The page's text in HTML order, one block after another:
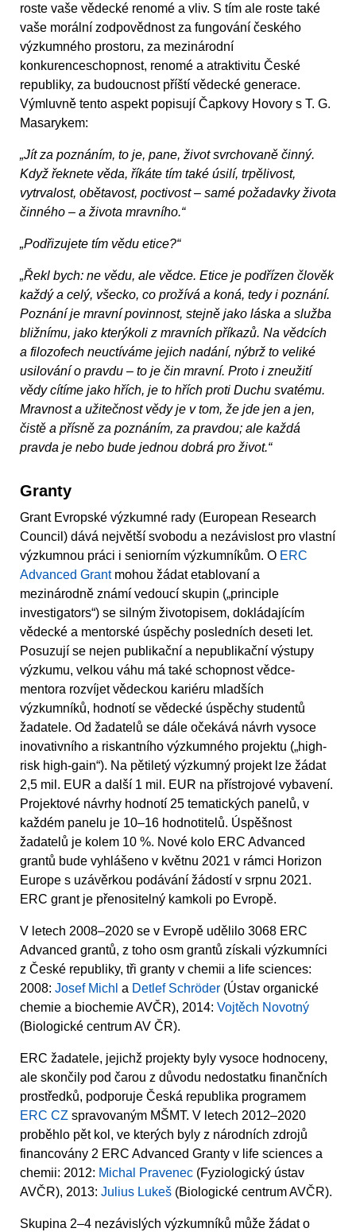
roste vaše vědecké renomé a vliv. S tím ale roste také
vaše morální zodpovědnost za fungování českého
výzkumného prostoru, za mezinárodní
konkurenceschopnost, renomé a atraktivitu České
republiky, za budoucnost příští vědecké generace.
Výmluvně tento aspekt popisují Čapkovy Hovory s T. G.
Masarykem:
„Jít za poznáním, to je, pane, život svrchovaně činný.
Když řeknete věda, říkáte tím také úsilí, trpělivost,
vytrvalost, obětavost, poctivost – samé požadavky života
činného – a života mravního.“
„Podřizujete tím vědu etice?“
„Řekl bych: ne vědu, ale vědce. Etice je podřízen člověk
každý a celý, všecko, co prožívá a koná, tedy i poznání.
Poznání je mravní povinnost, stejně jako láska a služba
bližnímu, jako kterýkoli z mravních příkazů. Na vědcích
a filozofech neuctíváme jejich nadání, nýbrž to veliké
usilování o pravdu – to je čin mravní. Proto i zneužití
vědy cítíme jako hřích, je to hřích proti Duchu svatému.
Mravnost a užitečnost vědy je v tom, že jde jen a jen,
čistě a přísně za poznáním, za pravdou; ale každá
pravda je nebo bude jednou dobrá pro život.“
Granty
Grant Evropské výzkumné rady (European Research
Council) dává největší svobodu a nezávislost pro vlastní
výzkumnou práci i seniorním výzkumníkům. O ERC
Advanced Grantmohou žádat etablovaní a
mezinárodně známí vedoucí skupin („principle
investigators“) se silným životopisem, dokládajícím
vědecké a mentorské úspěchy posledních deseti let.
Posuzují se nejen publikační a nepublikační výstupy
výzkumu, velkou váhu má také schopnost vědce-
mentora rozvíjet vědeckou kariéru mladších
výzkumníků, hodnotí se vědecké úspěchy studentů
žadatele. Od žadatelů se dále očekává návrh vysoce
inovativního a riskantního výzkumného projektu („high-
risk high-gain“). Na pětiletý výzkumný projekt lze žádat
2,5 mil. EUR a další 1 mil. EUR na přístrojové vybavení.
Projektové návrhy hodnotí 25 tematických panelů, v
každém panelu je 10–16 hodnotitelů. Úspěšnost
žadatelů je kolem 10 %. Nové kolo ERC Advanced
grantů bude vyhlášeno v květnu 2021 v rámci Horizon
Europe s uzávěrkou podávání žádostí v srpnu 2021.
ERC grant je přenositelný kamkoli po Evropě.
V letech 2008–2020 se v Evropě udělilo 3068 ERC
Advanced grantů, z toho osm grantů získali výzkumníci
z České republiky, tři granty v chemii a life sciences:
2008: Josef Michl a Detlef Schröder (Ústav organické
chemie a biochemie AVČR), 2014: Vojtěch Novotný
(Biologické centrum AV ČR).
ERC žadatele, jejichž projekty byly vysoce hodnoceny,
ale skončily pod čarou z důvodu nedostatku finančních
prostředků, podporuje Česká republika programem
ERC CZ spravovaným MŠMT. V letech 2012–2020
proběhlo pět kol, ve kterých byly z národních zdrojů
financovány 2 ERC Advanced Granty v life sciences a
chemii: 2012: Michal Pravenec (Fyziologický ústav
AVČR), 2013: Julius Lukeš (Biologické centrum AVČR).
Skupina 2–4 nezávislých výzkumníků může žádat o